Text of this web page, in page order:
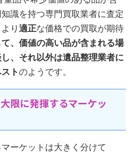
識を持つ専門買取業者に査定
り適正な価格での買取が期待
、価値の高い品が含まれる場
、それ以外は遺品整理業者に
トのようです。
限に発揮するマーケッ
ーケットは大きく分けて